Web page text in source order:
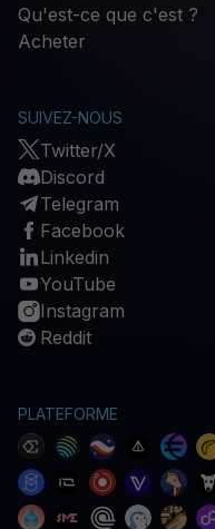
Qu'est-ce que c'est ?
Acheter
SUIVEZ-NOUS
Twitter/X
Discord
Telegram
Facebook
Linkedin
YouTube
Instagram
Reddit
PLATEFORME